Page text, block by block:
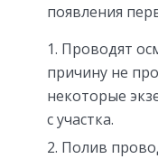
появления
Проводят
причину не
некоторые
с участка.
Полив